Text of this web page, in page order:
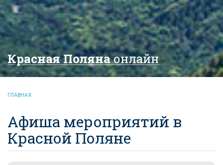
Красная Полянаонлайн
ГЛАВНАЯ
Афиша мероприятий в
Красной Поляне